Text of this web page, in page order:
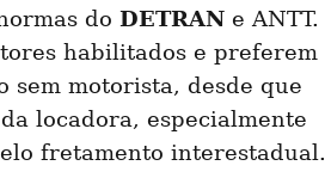
do DETRAN e ANTT.
habilitados e preferem
sem motorista, desde que
locadora, especialmente
fretamento interestadual.